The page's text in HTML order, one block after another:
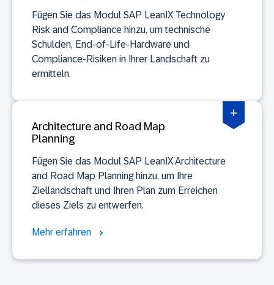
Fügen Sie das Modul SAP LeanIX Technology
Risk and Compliance hinzu, um technische
Schulden, End-of-Life-Hardware und
Compliance-Risiken in Ihrer Landschaft zu
ermitteln.
+
Architecture and Road Map
Planning
Fügen Sie das Modul SAP LeanIX Architecture
and Road Map Planning hinzu, um Ihre
Ziellandschaft und Ihren Plan zum Erreichen
dieses Ziels zu entwerfen.
Mehr erfahren